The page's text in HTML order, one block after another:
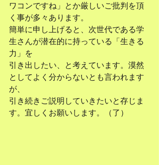
ワコンですね」とか厳しいご批判を頂
く事が多々あります。
簡単に申し上げると、次世代である学
生さんが潜在的に持っている「生きる
力」を
引き出したい、と考えています。漠然
としてよく分からないとも言われます
が、
引き続きご説明していきたいと存じま
す。宜しくお願いします。（了）